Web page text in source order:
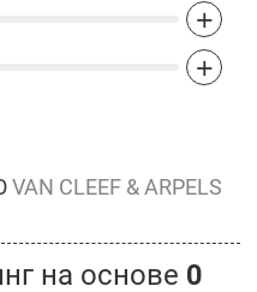
+
+
VAN CLEEF & ARPELS
на основе 0